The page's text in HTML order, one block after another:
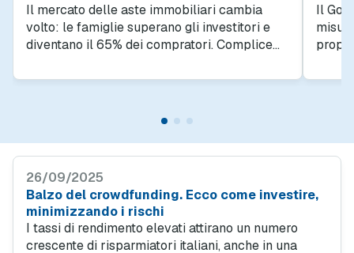
Il mercato delle aste immobiliari cambia
volto: le famiglie superano gli investitori e
diventano il 65% dei compratori. Complice
all'asta si afferma come la soluzione per i
mutuo per casa all'asta oggi è più
Il
fasce
26/09/2025
Balzo del crowdfunding. Ecco come investire,
minimizzando i rischi
I tassi di rendimento elevati attirano un numero
crescente di risparmiatori italiani, anche in una